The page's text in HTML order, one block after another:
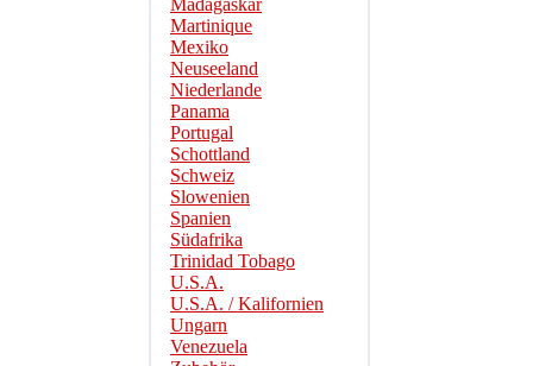
Madagaskar
Martinique
Mexiko
Neuseeland
Niederlande
Panama
Portugal
Schottland
Schweiz
Slowenien
Spanien
Südafrika
Trinidad Tobago
U.S.A.
U.S.A. / Kalifornien
Ungarn
Venezuela